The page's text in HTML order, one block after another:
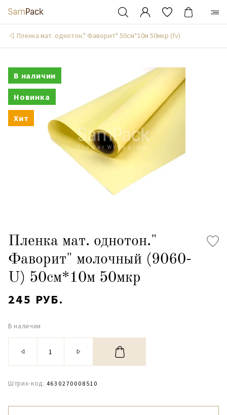
Пленка мат. однотон." Фаворит" 50см*10м 50мкр (fv)
В наличии
Новинка
Хит
Пленка мат. однотон."
Фаворит" молочный (9060-
U) 50см*10м 50мкр
245 РУБ.
В наличии
Штрих-код: 4630270008510